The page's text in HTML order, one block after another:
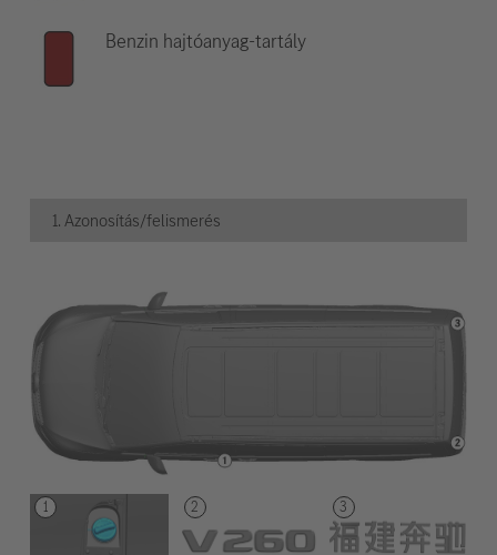
Benzin hajtóanyag-tartály
1. Azonosítás/felismerés